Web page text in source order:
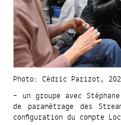
Photo: Cédric Parizot,
– un groupe avec
de paramétrage des
configuration du compte